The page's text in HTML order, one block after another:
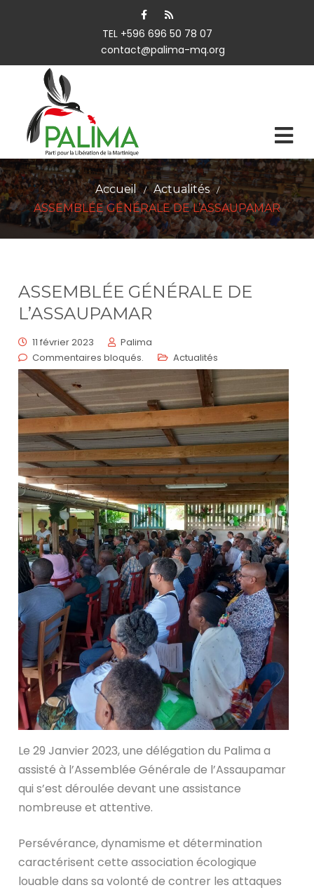
TEL +596 696 50 78 07
contact@palima-mq.org
Accueil / Actualités /
ASSEMBLÉE GÉNÉRALE DE L’ASSAUPAMAR
ASSEMBLÉE GÉNÉRALE DE
L’ASSAUPAMAR
11 février 2023
Palima
Commentaires bloqués.
Actualités
Le 29 Janvier 2023, une délégation du Palima a
assisté à l’Assemblée Générale de l’Assaupamar
qui s’est déroulée devant une assistance
nombreuse et attentive.
Persévérance, dynamisme et détermination
caractérisent cette association écologique
louable dans sa volonté de contrer les attaques